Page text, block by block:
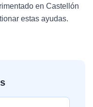
en Castellón
estas ayudas.